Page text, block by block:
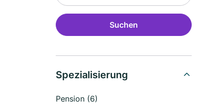
Suchen
Spezialisierung
Pension (6)